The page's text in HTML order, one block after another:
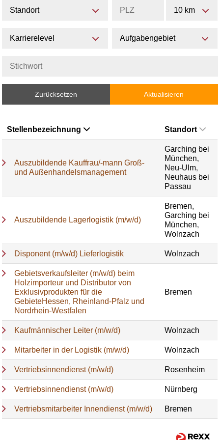
Standort 10 km
Karrierelevel Aufgabengebiet
Zurücksetzen Aktualisieren
Stellenbezeichnung Standort
Auszubildende Kauffrau/-mann Groß-
und Außenhandelsmanagement
Garching bei
München,
Neu-Ulm,
Neuhaus bei
Passau
Auszubildende Lagerlogistik (m/w/d)
Bremen,
Garching bei
München,
Wolnzach
Disponent (m/w/d) Lieferlogistik Wolnzach
Gebietsverkaufsleiter (m/w/d) beim
Holzimporteur und Distributor von
Exklusivprodukten für die
GebieteHessen, Rheinland-Pfalz und
Nordrhein-Westfalen
Bremen
Kaufmännischer Leiter (m/w/d) Wolnzach
Mitarbeiter in der Logistik (m/w/d) Wolnzach
Vertriebsinnendienst (m/w/d) Rosenheim
Vertriebsinnendienst (m/w/d) Nürnberg
Vertriebsmitarbeiter Innendienst (m/w/d) Bremen